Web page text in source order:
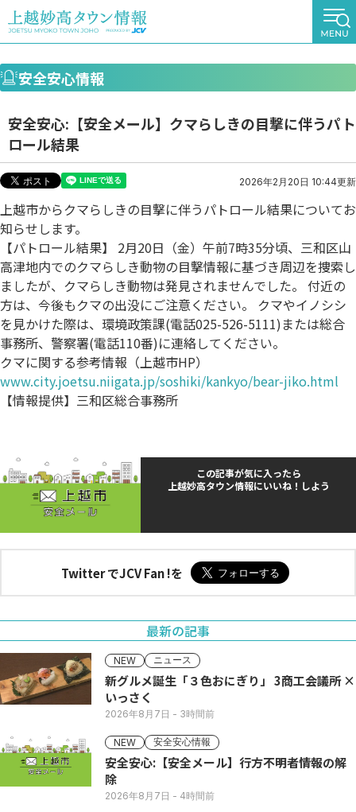
安全安心情報
安全安心:【安全メール】クマらしきの目撃に伴うパト
ロール結果
2026年2月20日 10:44更新
上越市からクマらしきの目撃に伴うパトロール結果についてお
知らせします。
【パトロール結果】 2月20日（金）午前7時35分頃、三和区山
高津地内でのクマらしき動物の目撃情報に基づき周辺を捜索し
ましたが、クマらしき動物は発見されませんでした。 付近の
方は、今後もクマの出没にご注意ください。 クマやイノシシ
を見かけた際は、環境政策課(電話025-526-5111)または総合
事務所、警察署(電話110番)に連絡してください。
クマに関する参考情報（上越市HP）
www.city.joetsu.niigata.jp/soshiki/kankyo/bear-jiko.html
【情報提供】三和区総合事務所
この記事が気に入ったら
上越妙高タウン情報にいいね！しよう
Twitter でJCV Fan !を
最新の記事
NEW ニュース
新グルメ誕生「３色おにぎり」 3商工会議所 ×
いっさく
2026年8月7日 - 3時間前
NEW 安全安心情報
安全安心:【安全メール】行方不明者情報の解
除
2026年8月7日 - 4時間前